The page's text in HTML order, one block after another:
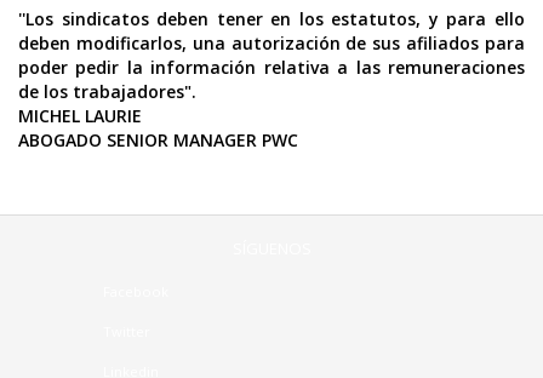
''Los sindicatos deben tener en los estatutos, y para ello
deben modificarlos, una autorización de sus afiliados para
poder pedir la información relativa a las remuneraciones
de los trabajadores".
MICHEL LAURIE
ABOGADO SENIOR MANAGER PWC